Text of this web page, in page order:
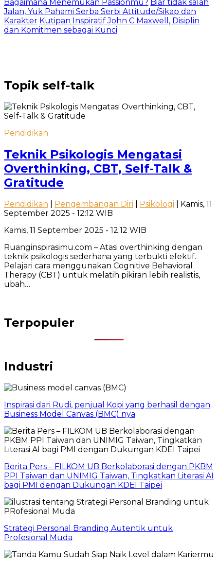
Bagaimana Menemukan Passionmu? Biar tidak salah
Jalan, Yuk Pahami Serba Serbi Attitude/Sikap dan
Karakter Kutipan Inspiratif John C Maxwell, Disiplin
dan Komitmen sebagai Kunci
Topik self-talk
Pendidikan
Teknik Psikologis Mengatasi
Overthinking, CBT, Self-Talk &
Gratitude
Pendidikan Pengembangan Diri Psikologi | Kamis, 11
September 2025 - 12:12 WIB
Kamis, 11 September 2025 - 12:12 WIB
Ruanginspirasimu.com – Atasi overthinking dengan
teknik psikologis sederhana yang terbukti efektif.
Pelajari cara menggunakan Cognitive Behavioral
Therapy (CBT) untuk melatih pikiran lebih realistis,
ubah…
Terpopuler
Industri
Inspirasi dari Rudi, penjual Kopi yang berhasil dengan
Business Model Canvas (BMC) nya
Berita Pers – FILKOM UB Berkolaborasi dengan PKBM
PPI Taiwan dan UNIMIG Taiwan, Tingkatkan Literasi AI
bagi PMI dengan Dukungan KDEI Taipei
Strategi Personal Branding Autentik untuk
Profesional Muda